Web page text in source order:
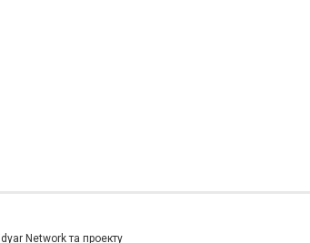
Network та проекту